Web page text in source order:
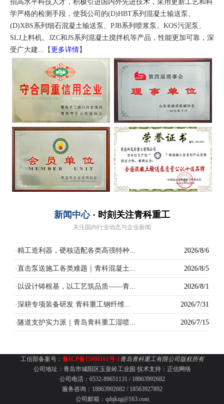
招高水平科技人才，积极引进国内外先进技术，采用更新工艺和科
学严格的检测手段，使我公司的(D)HBT系列混凝土输送泵、
(D)XBS系列细石混凝土输送泵、PJB系列喷浆泵、KOS污泥泵、
SLJ上料机、JZC和JS系列混凝土搅拌机等产品，性能更加可靠，深
受广大建...【 更多详情】
新闻中心· 时刻关注青科重工
关注国内行业动态与企业新闻
2026/8/6
·精工造利器，硬核适配各类高强特种...
2026/8/5
·直击泵送施工各类难题｜青科混凝土...
2026/8/1
· 以设计铸根基，以工艺筑品质——青...
2026/7/31
·深耕专项装备研发 青科重工钢纤维...
2026/7/15
· 隧道支护实力派｜青岛青科重工湿喷...
工信部备案号： 鲁ICP备15008161号-1青岛青科重工有限公司版权所有
公司地址：青岛市城阳区玉皇岭工业园 技术支持： 正信网络
公司电话：0532-89651131 / 18863992682
服务咨询：18863992682 / 18563927892
公司邮箱：qdqkzg@163.com